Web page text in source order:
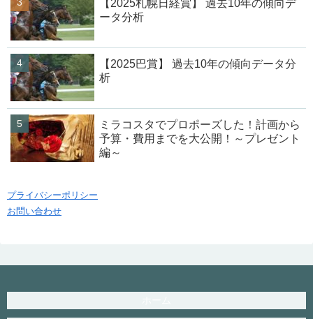
【2025札幌日経賞】 過去10年の傾向デ
ータ分析
【2025巴賞】 過去10年の傾向データ分
析
ミラコスタでプロポーズした！計画から
予算・費用までを大公開！～プレゼント
編～
プライバシーポリシー
お問い合わせ